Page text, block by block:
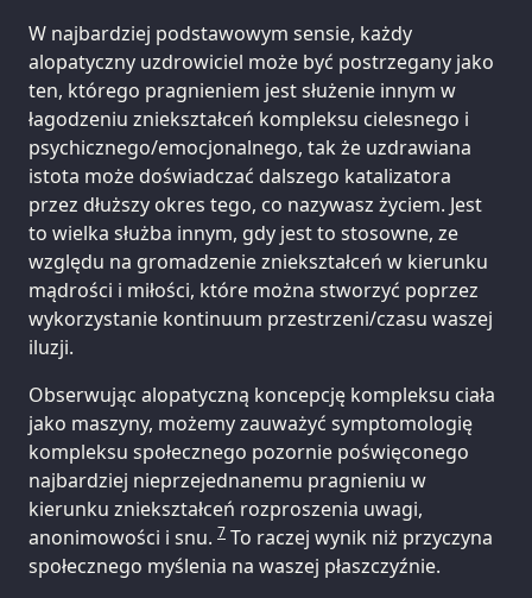
W najbardziej podstawowym sensie, każdy
alopatyczny uzdrowiciel może być postrzegany jako
ten, którego pragnieniem jest służenie innym w
łagodzeniu zniekształceń kompleksu cielesnego i
psychicznego/emocjonalnego, tak że uzdrawiana
istota może doświadczać dalszego katalizatora
przez dłuższy okres tego, co nazywasz życiem. Jest
to wielka służba innym, gdy jest to stosowne, ze
względu na gromadzenie zniekształceń w kierunku
mądrości i miłości, które można stworzyć poprzez
wykorzystanie kontinuum przestrzeni/czasu waszej
iluzji.
Obserwując alopatyczną koncepcję kompleksu ciała
jako maszyny, możemy zauważyć symptomologię
kompleksu społecznego pozornie poświęconego
najbardziej nieprzejednanemu pragnieniu w
kierunku zniekształceń rozproszenia uwagi,
anonimowości i snu. 7 To raczej wynik niż przyczyna
społecznego myślenia na waszej płaszczyźnie.